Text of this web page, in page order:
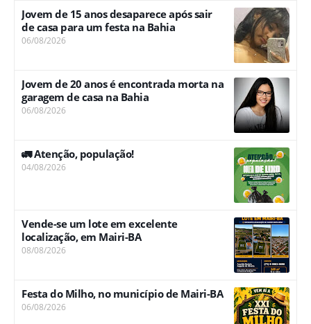
Jovem de 15 anos desaparece após sair
de casa para um festa na Bahia
06/08/2026
Jovem de 20 anos é encontrada morta na
garagem de casa na Bahia
06/08/2026
🚛 Atenção, população!
04/08/2026
Vende-se um lote em excelente
localização, em Mairi-BA
08/08/2026
Festa do Milho, no município de Mairi-BA
06/08/2026